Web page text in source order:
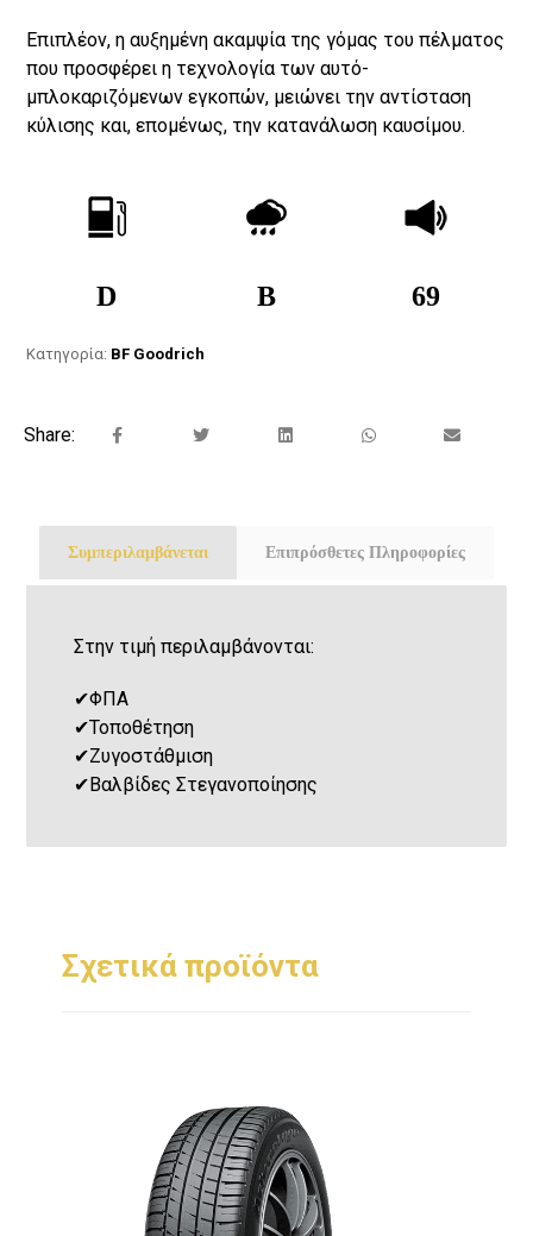
Επιπλέον, η αυξημένη ακαμψία της γόμας του πέλματος
που προσφέρει η τεχνολογία των αυτό-
μπλοκαριζόμενων εγκοπών, μειώνει την αντίσταση
κύλισης και, επομένως, την κατανάλωση καυσίμου.
D B 69
Κατηγορία: BF Goodrich
Συμπεριλαμβάνεται Επιπρόσθετες Πληροφορίες
Στην τιμή περιλαμβάνονται:
✔ΦΠΑ
✔Τοποθέτηση
✔Ζυγοστάθμιση
✔Βαλβίδες Στεγανοποίησης
Σχετικά προϊόντα